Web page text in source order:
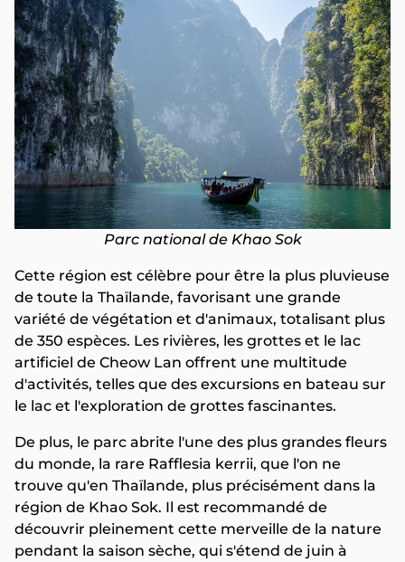
Parc national de Khao Sok
Cette région est célèbre pour être la plus pluvieuse
de toute la Thaïlande, favorisant une grande
variété de végétation et d'animaux, totalisant plus
de 350 espèces. Les rivières, les grottes et le lac
artificiel de Cheow Lan offrent une multitude
d'activités, telles que des excursions en bateau sur
le lac et l'exploration de grottes fascinantes.
De plus, le parc abrite l'une des plus grandes fleurs
du monde, la rare Rafflesia kerrii, que l'on ne
trouve qu'en Thaïlande, plus précisément dans la
région de Khao Sok. Il est recommandé de
découvrir pleinement cette merveille de la nature
pendant la saison sèche, qui s'étend de juin à